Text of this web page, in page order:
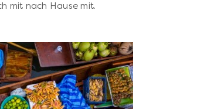
mit nach Hause mit.